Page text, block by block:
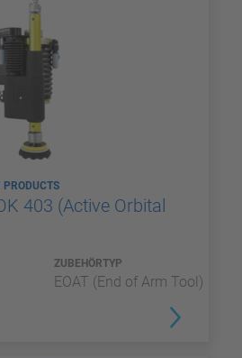
PRODUCTS
403 (Active Orbital
ZUBEHÖRTYP
EOAT (End of Arm Tool)